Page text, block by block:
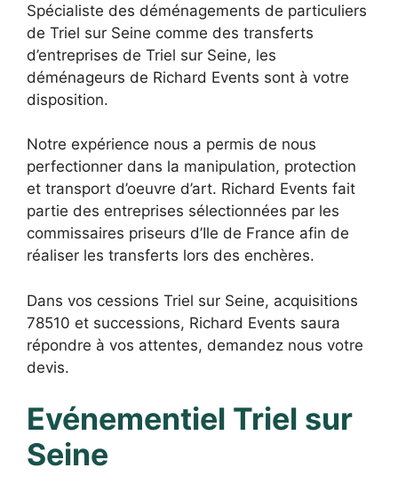
Spécialiste des déménagements de particuliers
de Triel sur Seine comme des transferts
d’entreprises de Triel sur Seine, les
déménageurs de Richard Events sont à votre
disposition.
Notre expérience nous a permis de nous
perfectionner dans la manipulation, protection
et transport d’oeuvre d’art. Richard Events fait
partie des entreprises sélectionnées par les
commissaires priseurs d’Ile de France afin de
réaliser les transferts lors des enchères.
Dans vos cessions Triel sur Seine, acquisitions
78510 et successions, Richard Events saura
répondre à vos attentes, demandez nous votre
devis.
Evénementiel Triel sur
Seine